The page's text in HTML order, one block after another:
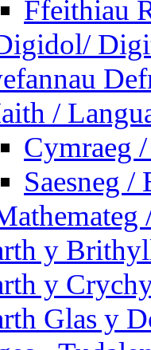
Ffeithiau
/
Cymraeg
Saesneg /
y
y
Glas y